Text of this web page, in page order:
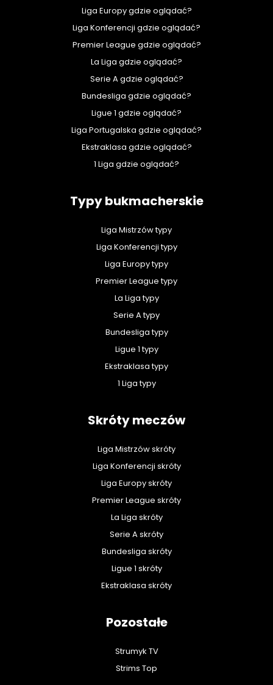
Liga Europy gdzie oglądać?
Liga Konferencji gdzie oglądać?
Premier League gdzie oglądać?
La Liga gdzie oglądać?
Serie A gdzie oglądać?
Bundesliga gdzie oglądać?
Ligue 1 gdzie oglądać?
Liga Portugalska gdzie oglądać?
Ekstraklasa gdzie oglądać?
1 Liga gdzie oglądać?
Typy bukmacherskie
Liga Mistrzów typy
Liga Konferencji typy
Liga Europy typy
Premier League typy
La Liga typy
Serie A typy
Bundesliga typy
Ligue 1 typy
Ekstraklasa typy
1 Liga typy
Skróty meczów
Liga Mistrzów skróty
Liga Konferencji skróty
Liga Europy skróty
Premier League skróty
La Liga skróty
Serie A skróty
Bundesliga skróty
Ligue 1 skróty
Ekstraklasa skróty
Pozostałe
Strumyk TV
Strims Top